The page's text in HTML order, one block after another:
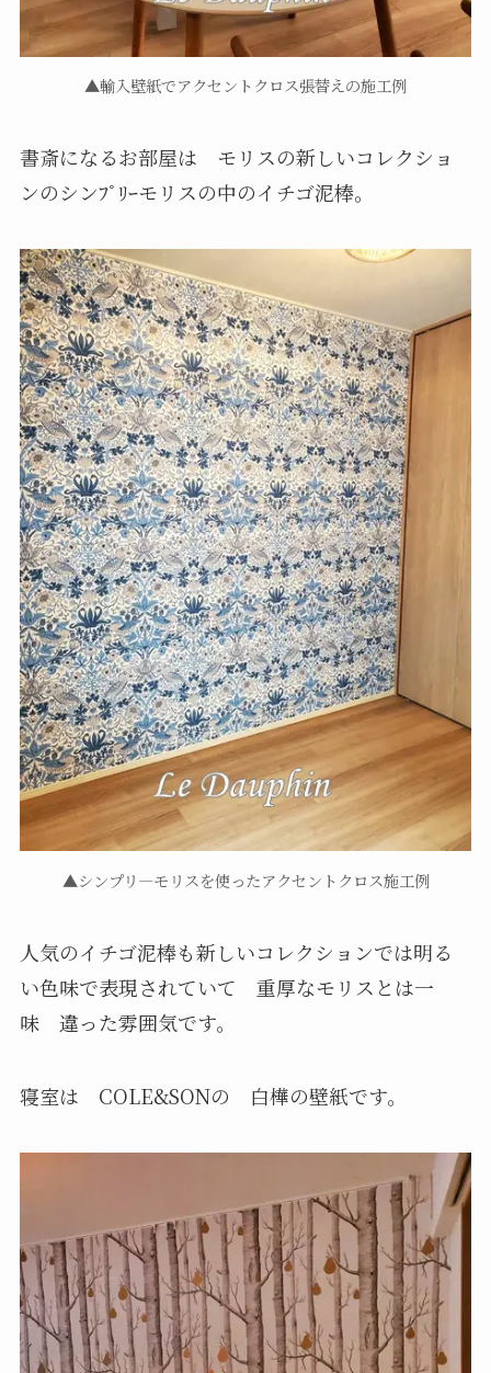
▲輸入壁紙でアクセントクロス張替えの施工例
書斎になるお部屋は モリスの新しいコレクショ
ンのシンﾌﾟﾘｰモリスの中のイチゴ泥棒。
▲シンプリ―モリスを使ったアクセントクロス施工例
人気のイチゴ泥棒も新しいコレクションでは明る
い色味で表現されていて 重厚なモリスとは一
味 違った雰囲気です。
寝室は COLE&SONの 白樺の壁紙です。